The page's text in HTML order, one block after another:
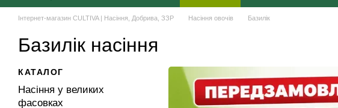
Інтернет-магазин CULTIVA | Насіння, Добрива, ЗЗР Насіння овочів Базилік
Базилік насіння
КАТАЛОГ
Насіння у великих
фасовках